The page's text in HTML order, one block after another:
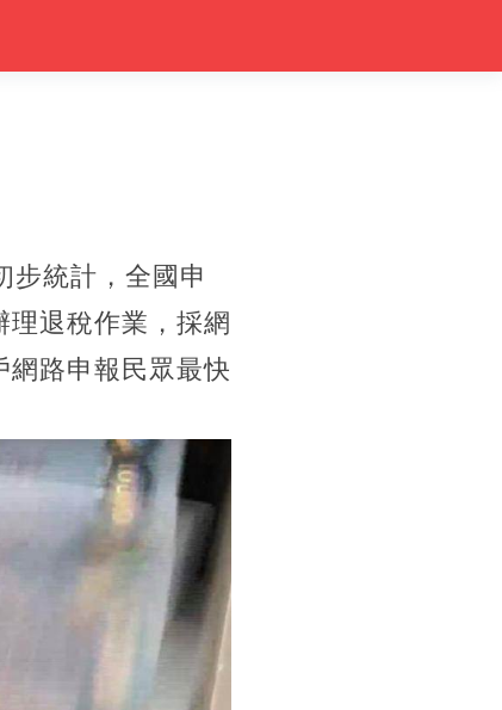
步統計，全國申
退稅作業，採網
路申報民眾最快